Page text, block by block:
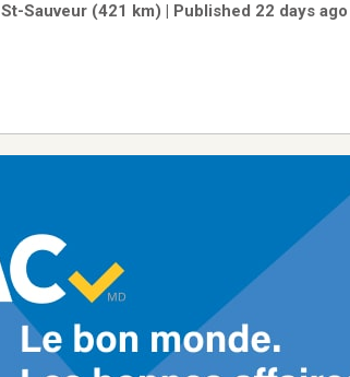
disponible.Douche et salle de bain complète sur
St-Sauveur (421 km) | Published 22 days ago